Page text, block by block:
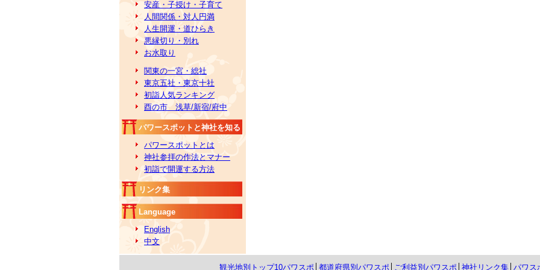
安産・子授け・子育て
人間関係・対人円満
人生開運・道ひらき
悪縁切り・別れ
お水取り
関東の一宮・総社
東京五社・東京十社
初詣人気ランキング
酉の市 浅草/新宿/府中
パワースポットと神社を知る
パワースポットとは
神社参拝の作法とマナー
初詣で開運する方法
リンク集
Language
English
中文
観光地別トップ10パワスポ 都道府県別パワスポ ご利益別パワスポ 神社リンク集 パワス